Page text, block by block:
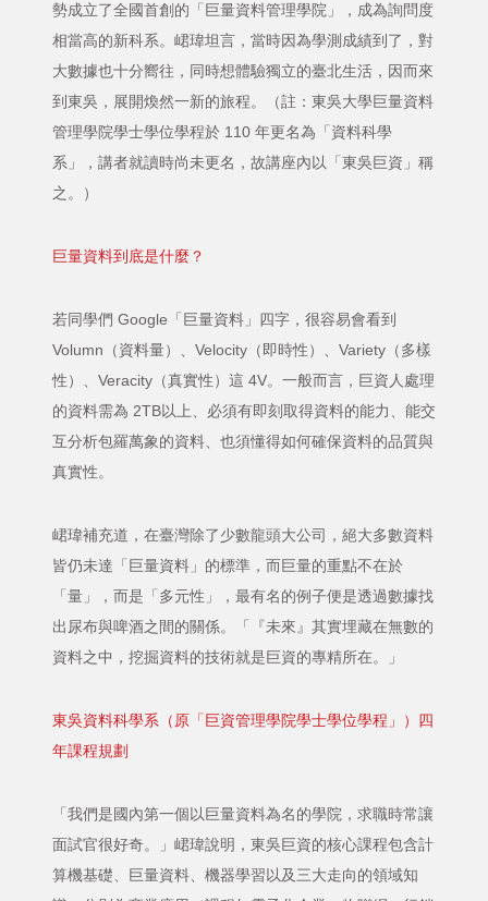
勢成立了全國首創的「巨量資料管理學院」，成為詢問度
相當高的新科系。峮瑋坦言，當時因為學測成績到了，對
大數據也十分嚮往，同時想體驗獨立的臺北生活，因而來
到東吳，展開煥然一新的旅程。（註：東吳大學巨量資料
管理學院學士學位學程於 110 年更名為「資料科學
系」，講者就讀時尚未更名，故講座內以「東吳巨資」稱
之。）
巨量資料到底是什麼？
若同學們 Google「巨量資料」四字，很容易會看到
Volumn（資料量）、Velocity（即時性）、Variety（多樣
性）、Veracity（真實性）這 4V。一般而言，巨資人處理
的資料需為 2TB以上、必須有即刻取得資料的能力、能交
互分析包羅萬象的資料、也須懂得如何確保資料的品質與
真實性。
峮瑋補充道，在臺灣除了少數龍頭大公司，絕大多數資料
皆仍未達「巨量資料」的標準，而巨量的重點不在於
「量」，而是「多元性」，最有名的例子便是透過數據找
出尿布與啤酒之間的關係。「『未來』其實埋藏在無數的
資料之中，挖掘資料的技術就是巨資的專精所在。」
東吳資料科學系（原「巨資管理學院學士學位學程」）四
年課程規劃
「我們是國內第一個以巨量資料為名的學院，求職時常讓
面試官很好奇。」峮瑋說明，東吳巨資的核心課程包含計
算機基礎、巨量資料、機器學習以及三大走向的領域知